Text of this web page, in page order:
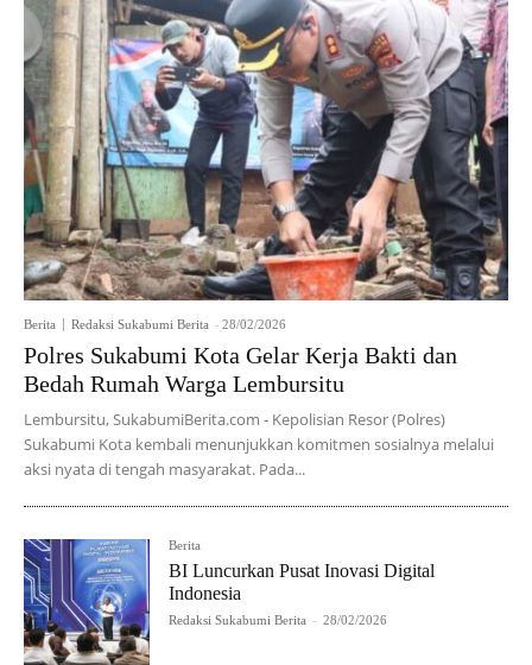
Berita Redaksi Sukabumi Berita - 28/02/2026
Polres Sukabumi Kota Gelar Kerja Bakti dan
Bedah Rumah Warga Lembursitu
Lembursitu, SukabumiBerita.com - Kepolisian Resor (Polres)
Sukabumi Kota kembali menunjukkan komitmen sosialnya melalui
aksi nyata di tengah masyarakat. Pada...
Berita
BI Luncurkan Pusat Inovasi Digital
Indonesia
Redaksi Sukabumi Berita - 28/02/2026